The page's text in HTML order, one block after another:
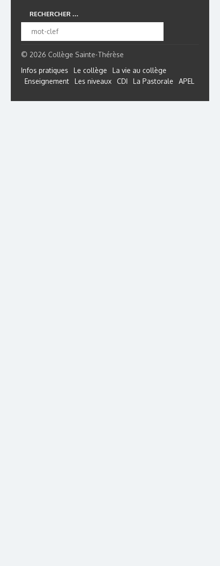
RECHERCHER …
© 2026 Collège Sainte-Thérèse
Infos pratiques
Le collège
La vie au collège
Enseignement
Les niveaux CDI La Pastorale APEL